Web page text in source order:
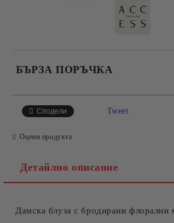
БЪРЗА ПОРЪЧКА
Съгласен съм сПолитиката за
Сподели Tweet
Оцени продукта
Детайлно описание
Дамска блуза с бродирани флорални